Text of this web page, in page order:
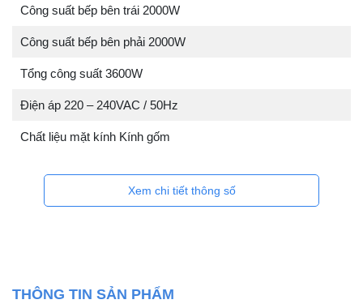
Công suất bếp bên trái 2000W
Công suất bếp bên phải 2000W
Tổng công suất 3600W
Điện áp 220 – 240VAC / 50Hz
Chất liệu mặt kính Kính gốm
Xem chi tiết thông số
THÔNG TIN SẢN PHẨM